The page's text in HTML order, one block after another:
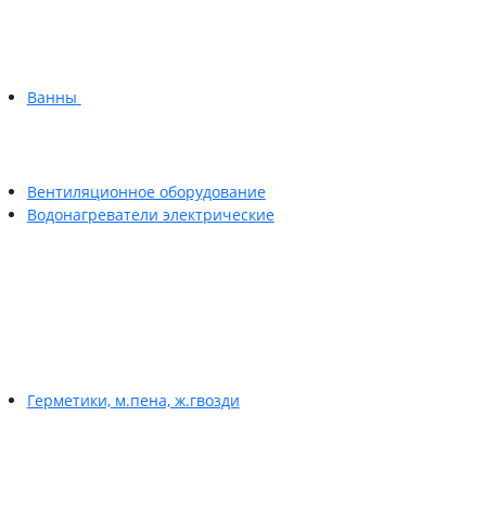
Ванны
Вентиляционное оборудование
Водонагреватели электрические
Герметики, м.пена, ж.гвозди